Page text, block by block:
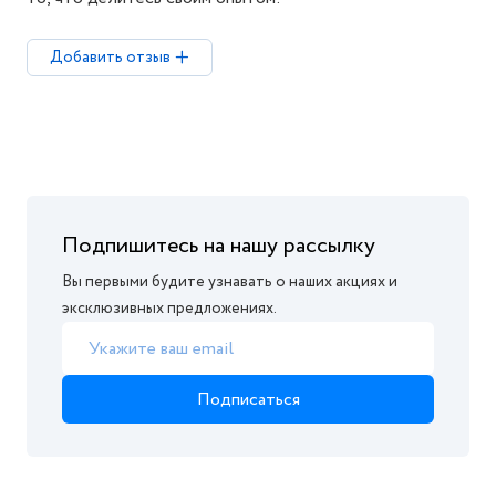
Добавить отзыв
Подпишитесь на нашу рассылку
Вы первыми будите узнавать о наших акциях и
эксклюзивных предложениях.
Подписаться